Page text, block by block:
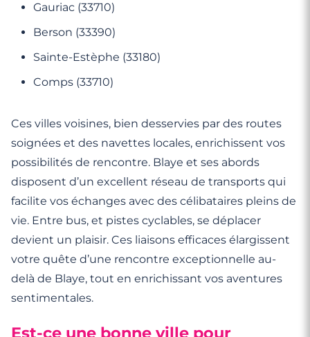
Gauriac (33710)
Berson (33390)
Sainte-Estèphe (33180)
Comps (33710)
Ces villes voisines, bien desservies par des routes
soignées et des navettes locales, enrichissent vos
possibilités de rencontre. Blaye et ses abords
disposent d’un excellent réseau de transports qui
facilite vos échanges avec des célibataires pleins de
vie. Entre bus, et pistes cyclables, se déplacer
devient un plaisir. Ces liaisons efficaces élargissent
votre quête d’une rencontre exceptionnelle au-
delà de Blaye, tout en enrichissant vos aventures
sentimentales.
Est-ce une bonne ville pour